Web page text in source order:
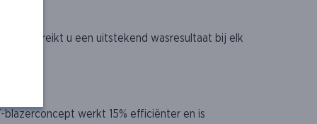
en bereikt u een uitstekend wasresultaat bij elk
werkt 15% efficiënter en is